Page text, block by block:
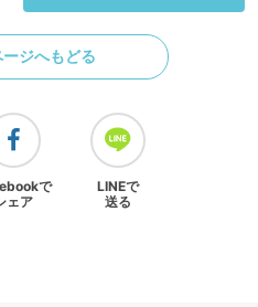
ジへもどる
で
ェア
LINEで
送る